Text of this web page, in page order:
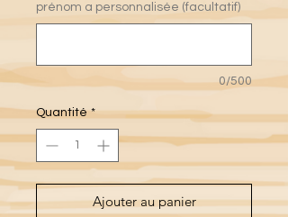
prénom a personnalisée (facultatif)
0/500
Quantité *
Ajouter au panier